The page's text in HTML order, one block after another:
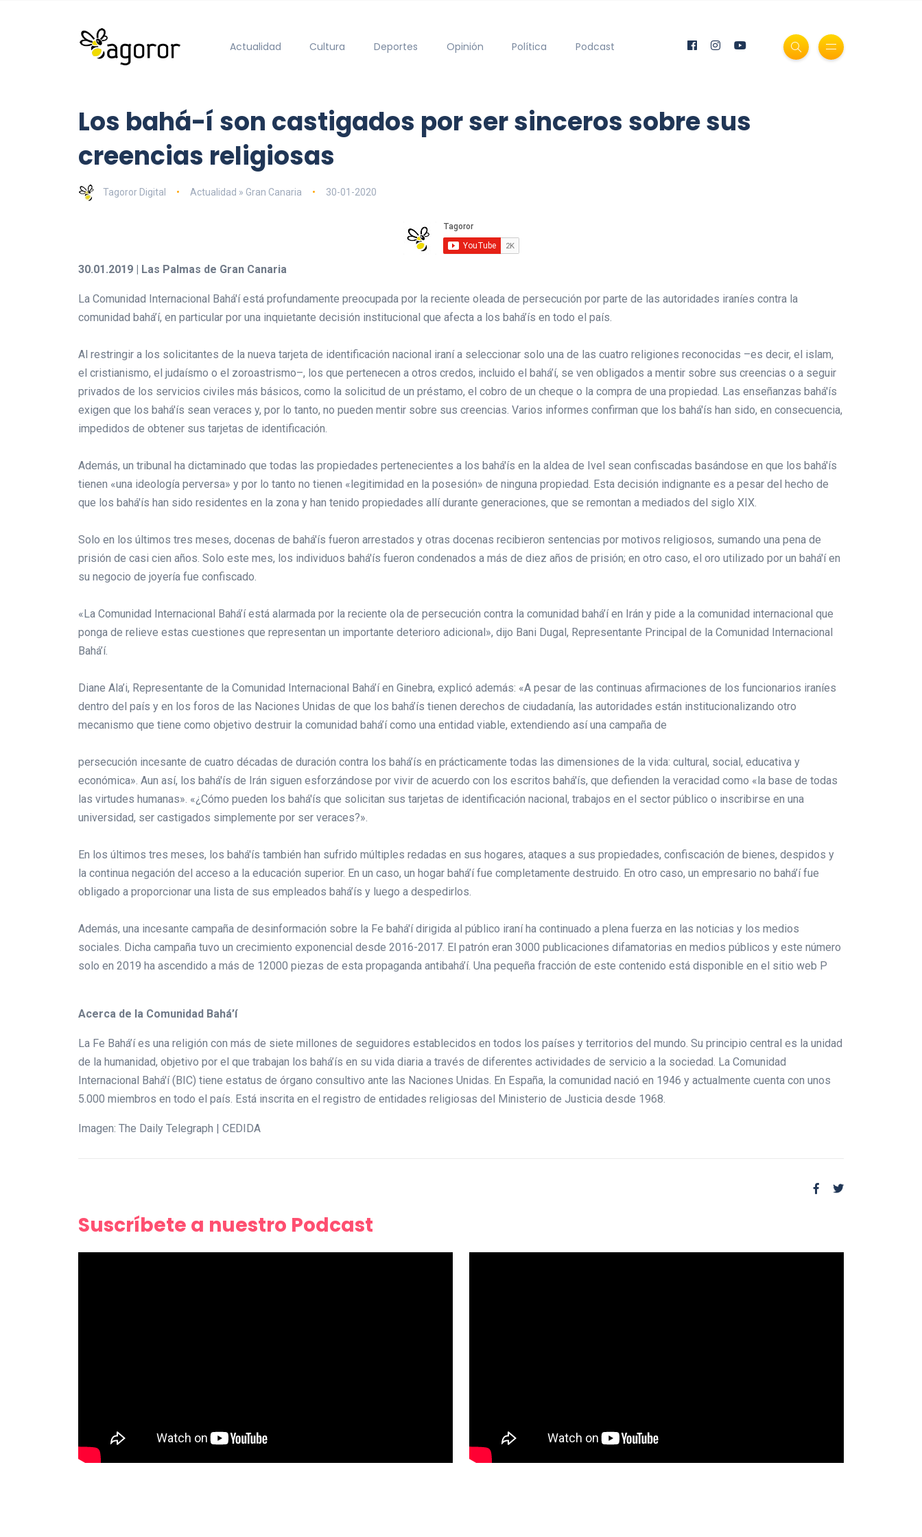
Actualidad Cultura Deportes Opinión Política Podcast
Los bahá-í son castigados por ser sinceros sobre sus
creencias religiosas
Tagoror Digital Actualidad » Gran Canaria 30-01-2020
30.01.2019 | Las Palmas de Gran Canaria
La Comunidad Internacional Bahá'í está profundamente preocupada por la reciente oleada de persecución por parte de las autoridades iraníes contra la
comunidad bahá’í, en particular por una inquietante decisión institucional que afecta a los bahá’ís en todo el país.
Al restringir a los solicitantes de la nueva tarjeta de identificación nacional iraní a seleccionar solo una de las cuatro religiones reconocidas –es decir, el islam,
el cristianismo, el judaísmo o el zoroastrismo–, los que pertenecen a otros credos, incluido el bahá’í, se ven obligados a mentir sobre sus creencias o a seguir
privados de los servicios civiles más básicos, como la solicitud de un préstamo, el cobro de un cheque o la compra de una propiedad. Las enseñanzas bahá'ís
exigen que los bahá'ís sean veraces y, por lo tanto, no pueden mentir sobre sus creencias. Varios informes confirman que los bahá'ís han sido, en consecuencia,
impedidos de obtener sus tarjetas de identificación.
Además, un tribunal ha dictaminado que todas las propiedades pertenecientes a los bahá'ís en la aldea de Ivel sean confiscadas basándose en que los bahá'ís
tienen «una ideología perversa» y por lo tanto no tienen «legitimidad en la posesión» de ninguna propiedad. Esta decisión indignante es a pesar del hecho de
que los bahá'ís han sido residentes en la zona y han tenido propiedades allí durante generaciones, que se remontan a mediados del siglo XIX.
Solo en los últimos tres meses, docenas de bahá'ís fueron arrestados y otras docenas recibieron sentencias por motivos religiosos, sumando una pena de
prisión de casi cien años. Solo este mes, los individuos bahá'ís fueron condenados a más de diez años de prisión; en otro caso, el oro utilizado por un bahá'í en
su negocio de joyería fue confiscado.
«La Comunidad Internacional Bahá’í está alarmada por la reciente ola de persecución contra la comunidad bahá’í en Irán y pide a la comunidad internacional que
ponga de relieve estas cuestiones que representan un importante deterioro adicional», dijo Bani Dugal, Representante Principal de la Comunidad Internacional
Bahá’í.
Diane Ala’i, Representante de la Comunidad Internacional Bahá’í en Ginebra, explicó además: «A pesar de las continuas afirmaciones de los funcionarios iraníes
dentro del país y en los foros de las Naciones Unidas de que los bahá’ís tienen derechos de ciudadanía, las autoridades están institucionalizando otro
mecanismo que tiene como objetivo destruir la comunidad bahá’í como una entidad viable, extendiendo así una campaña de
persecución incesante de cuatro décadas de duración contra los bahá’ís en prácticamente todas las dimensiones de la vida: cultural, social, educativa y
económica». Aun así, los bahá'ís de Irán siguen esforzándose por vivir de acuerdo con los escritos bahá'ís, que defienden la veracidad como «la base de todas
las virtudes humanas». «¿Cómo pueden los bahá'ís que solicitan sus tarjetas de identificación nacional, trabajos en el sector público o inscribirse en una
universidad, ser castigados simplemente por ser veraces?».
En los últimos tres meses, los bahá'ís también han sufrido múltiples redadas en sus hogares, ataques a sus propiedades, confiscación de bienes, despidos y
la continua negación del acceso a la educación superior. En un caso, un hogar bahá’í fue completamente destruido. En otro caso, un empresario no bahá’í fue
obligado a proporcionar una lista de sus empleados bahá’ís y luego a despedirlos.
Además, una incesante campaña de desinformación sobre la Fe bahá'í dirigida al público iraní ha continuado a plena fuerza en las noticias y los medios
sociales. Dicha campaña tuvo un crecimiento exponencial desde 2016-2017. El patrón eran 3000 publicaciones difamatorias en medios públicos y este número
solo en 2019 ha ascendido a más de 12000 piezas de esta propaganda antibahá’í. Una pequeña fracción de este contenido está disponible en el sitio web P
Acerca de la Comunidad Bahá’í
La Fe Bahá’í es una religión con más de siete millones de seguidores establecidos en todos los países y territorios del mundo. Su principio central es la unidad
de la humanidad, objetivo por el que trabajan los bahá’ís en su vida diaria a través de diferentes actividades de servicio a la sociedad. La Comunidad
Internacional Bahá'í (BIC) tiene estatus de órgano consultivo ante las Naciones Unidas. En España, la comunidad nació en 1946 y actualmente cuenta con unos
5.000 miembros en todo el país. Está inscrita en el registro de entidades religiosas del Ministerio de Justicia desde 1968.
Imagen: The Daily Telegraph | CEDIDA
Suscríbete a nuestro Podcast